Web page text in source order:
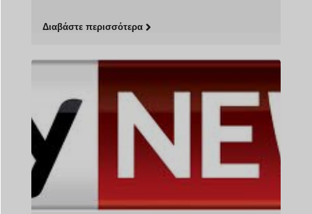
Διαβάστε περισσότερα